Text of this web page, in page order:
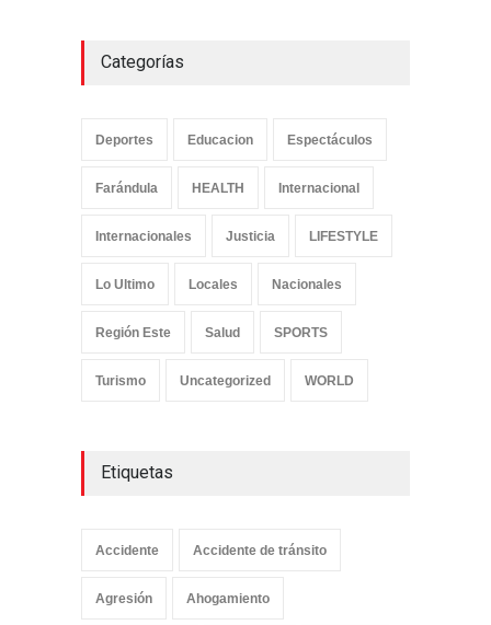
Categorías
Deportes Educacion Espectáculos
Farándula HEALTH Internacional
Internacionales Justicia LIFESTYLE
Lo Ultimo Locales Nacionales
Región Este Salud SPORTS
Turismo Uncategorized WORLD
Etiquetas
Accidente Accidente de tránsito
Agresión Ahogamiento